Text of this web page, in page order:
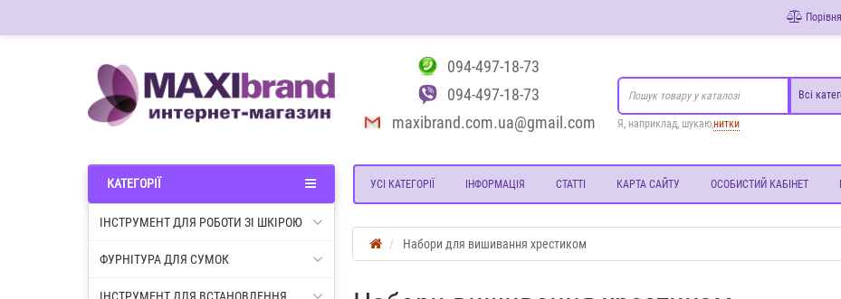
094-497-18-73
094-497-18-73
maxibrand.com.ua@gmail.com
Всі
Я, наприклад, шукаю,нитки
УСІ КАТЕГОРІЇ ІНФОРМАЦІЯ СТАТТІ КАРТА САЙТУ ОСОБИСТИЙ КАБІНЕТ
КАТЕГОРІЇ
ІНСТРУМЕНТ ДЛЯ РОБОТИ ЗІ ШКІРОЮ
ФУРНІТУРА ДЛЯ СУМОК
Набори для вишивання хрестиком